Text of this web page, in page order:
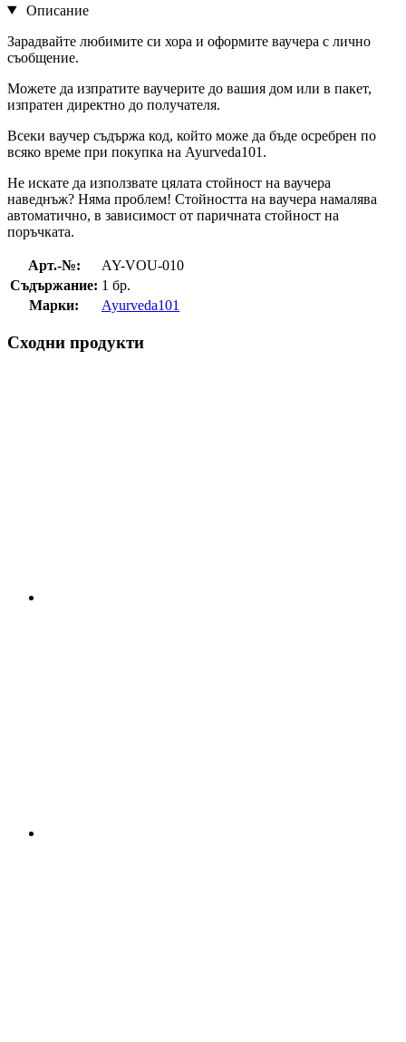
Описание
Зарадвайте любимите си хора и оформите ваучера с лично
съобщение.
Можете да изпратите ваучерите до вашия дом или в пакет,
изпратен директно до получателя.
Всеки ваучер съдържа код, който може да бъде осребрен по
всяко време при покупка на Ayurveda101.
Не искате да използвате цялата стойност на ваучера
наведнъж? Няма проблем! Стойността на ваучера намалява
автоматично, в зависимост от паричната стойност на
поръчката.
Арт.-№:
AY-VOU-010
Съдържание: 1 бр.
Марки:
Ayurveda101
Сходни продукти